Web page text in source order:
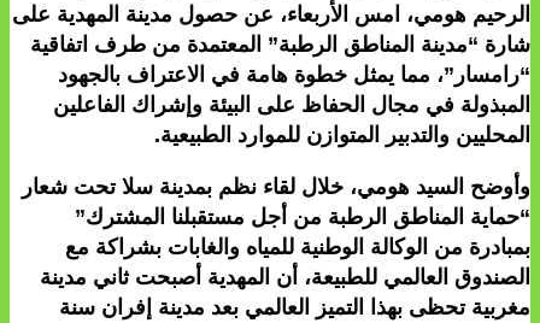
الرحيم هومي، امس الأربعاء، عن حصول مدينة المهدية على
شارة “مدينة المناطق الرطبة” المعتمدة من طرف اتفاقية
“رامسار”، مما يمثل خطوة هامة في الاعتراف بالجهود
المبذولة في مجال الحفاظ على البيئة وإشراك الفاعلين
المحليين والتدبير المتوازن للموارد الطبيعية.
وأوضح السيد هومي، خلال لقاء نظم بمدينة سلا تحت شعار
“حماية المناطق الرطبة من أجل مستقبلنا المشترك”
بمبادرة من الوكالة الوطنية للمياه والغابات بشراكة مع
الصندوق العالمي للطبيعة، أن المهدية أصبحت ثاني مدينة
مغربية تحظى بهذا التميز العالمي بعد مدينة إفران سنة